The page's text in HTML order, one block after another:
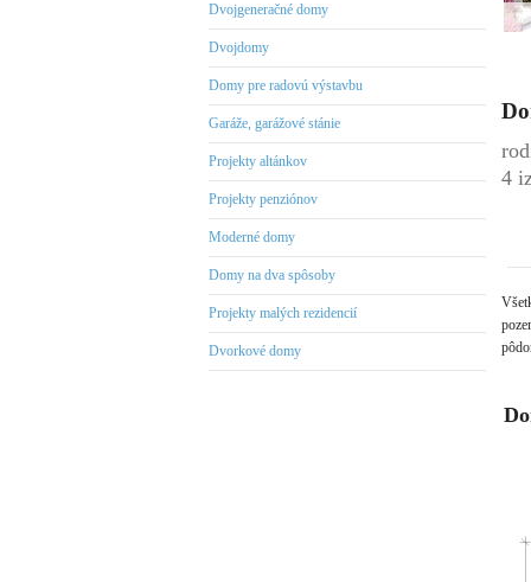
Dvojgeneračné domy
Dvojdomy
Domy pre radovú výstavbu
Garáže, garážové stánie
Projekty altánkov
Projekty penziónov
Moderné domy
Domy na dva spôsoby
Projekty malých rezidencií
Dvorkové domy
4